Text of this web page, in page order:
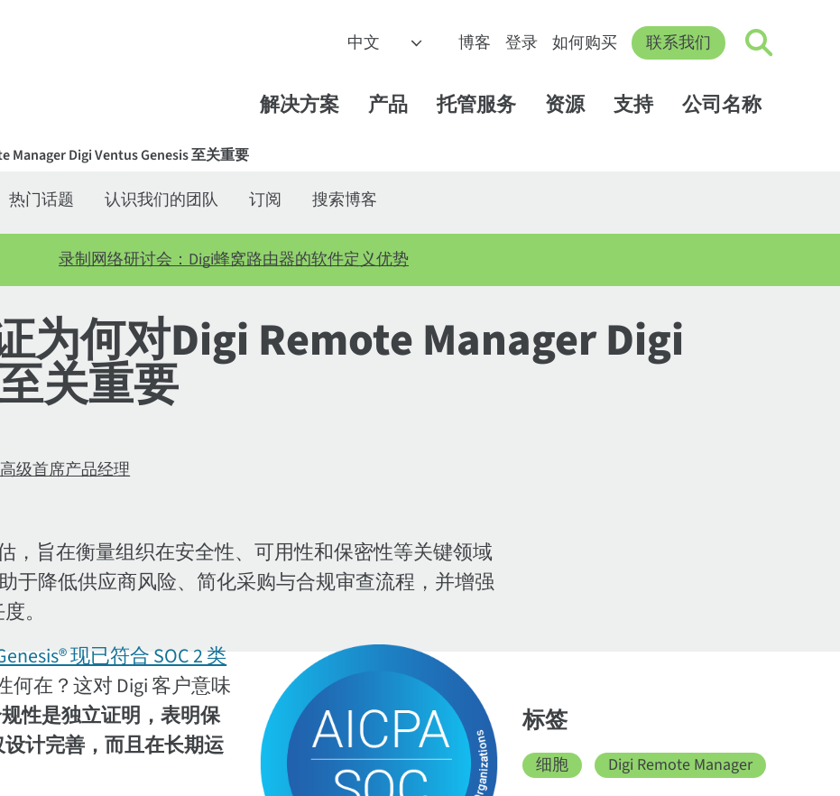
博客 登录 如何购买 联系我们
解决方案 产品 托管服务 资源 支持 公司名称
Manager Digi Ventus Genesis 至关重要
热门话题 认识我们的团队 订阅 搜索博客
录制网络研讨会：Digi蜂窝路由器的软件定义优势
为何对Digi Remote Manager Digi
关重要
级首席产品经理
，旨在衡量组织在安全性、可用性和保密性等关键领域
降低供应商风险、简化采购与合规审查流程，并增强
。
现已符合 SOC 2 类
何在？这对 Digi 客户意味
规性是独立证明，表明保
计完善，而且在长期运
标签
细胞
Digi Remote Manager